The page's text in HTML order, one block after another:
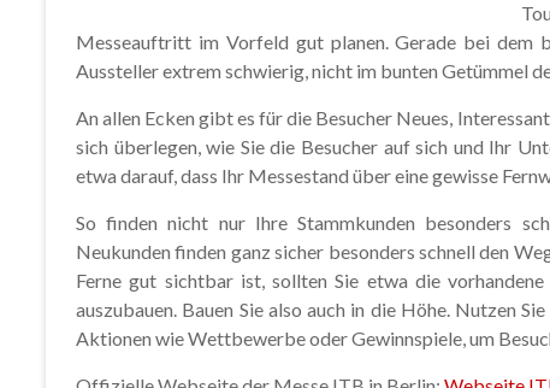
Messeauftritt im Vorfeld gut planen. Gerade bei dem
Aussteller extrem schwierig, nicht im bunten Getümmel
An allen Ecken gibt es für die Besucher Neues,
sich überlegen, wie Sie die Besucher auf sich und Ihr
etwa darauf, dass Ihr Messestand über eine gewisse
So finden nicht nur Ihre Stammkunden besonders
Neukunden finden ganz sicher besonders schnell den
Ferne gut sichtbar ist, sollten Sie etwa die
auszubauen. Bauen Sie also auch in die Höhe. Nutzen
Aktionen wie Wettbewerbe oder Gewinnspiele, um